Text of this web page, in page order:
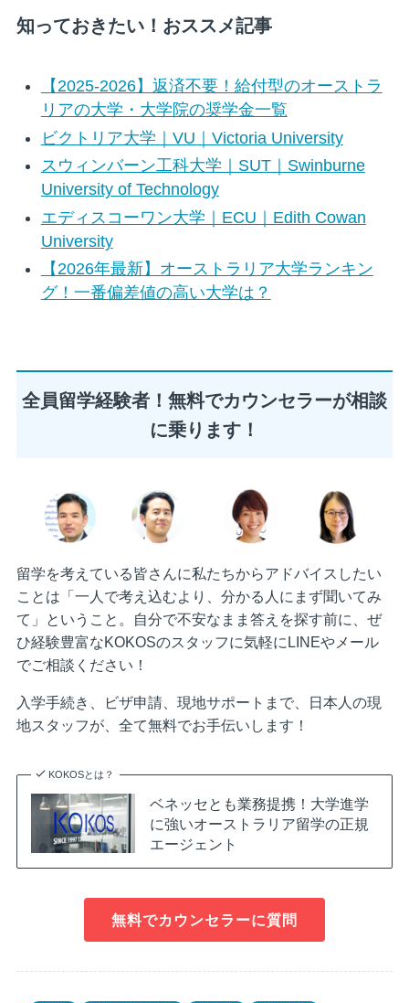
知っておきたい！おススメ記事
【2025-2026】返済不要！給付型のオーストラ
リアの大学・大学院の奨学金一覧
ビクトリア大学｜VU｜Victoria University
スウィンバーン工科大学｜SUT｜Swinburne
University of Technology
エディスコーワン大学｜ECU｜Edith Cowan
University
【2026年最新】オーストラリア大学ランキン
グ！一番偏差値の高い大学は？
全員留学経験者！無料でカウンセラーが相談
に乗ります！
留学を考えている皆さんに私たちからアドバイスしたい
ことは「一人で考え込むより、分かる人にまず聞いてみ
て」ということ。自分で不安なまま答えを探す前に、ぜ
ひ経験豊富なKOKOSのスタッフに気軽にLINEやメール
でご相談ください！
入学手続き、ビザ申請、現地サポートまで、日本人の現
地スタッフが、全て無料でお手伝いします！
KOKOSとは？
ベネッセとも業務提携！大学進学
に強いオーストラリア留学の正規
エージェント
無料でカウンセラーに質問